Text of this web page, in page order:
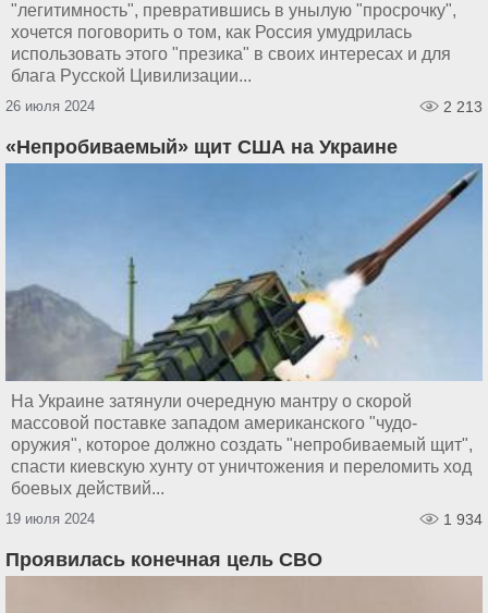
"легитимность", превратившись в унылую "просрочку",
хочется поговорить о том, как Россия умудрилась
использовать этого "презика" в своих интересах и для
блага Русской Цивилизации...
26 июля 2024 2 213
«Непробиваемый» щит США на Украине
На Украине затянули очередную мантру о скорой
массовой поставке западом американского "чудо-
оружия", которое должно создать "непробиваемый щит",
спасти киевскую хунту от уничтожения и переломить ход
боевых действий...
19 июля 2024 1 934
Проявилась конечная цель СВО